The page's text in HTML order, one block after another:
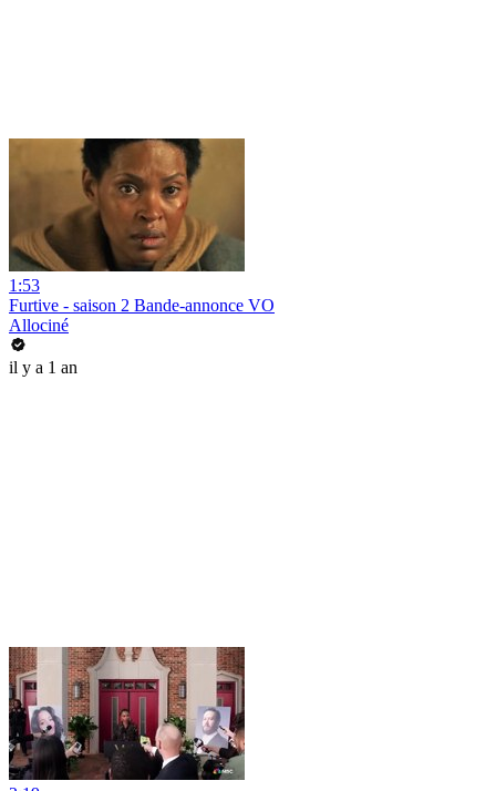
1:53
Furtive - saison 2 Bande-annonce VO
Allociné
il y a 1 an